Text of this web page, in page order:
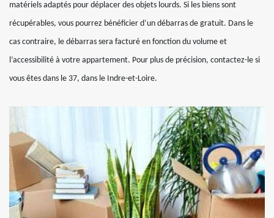
matériels adaptés pour déplacer des objets lourds. Si les biens sont
récupérables, vous pourrez bénéficier d’un débarras de gratuit. Dans le
cas contraire, le débarras sera facturé en fonction du volume et
l’accessibilité à votre appartement. Pour plus de précision, contactez-le si
vous êtes dans le 37, dans le Indre-et-Loire.